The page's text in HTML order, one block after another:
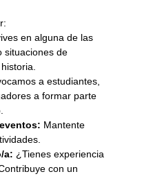
en alguna de las
situaciones de
a estudiantes,
a formar parte
Mantente
a: ¿Tienes experiencia
con un